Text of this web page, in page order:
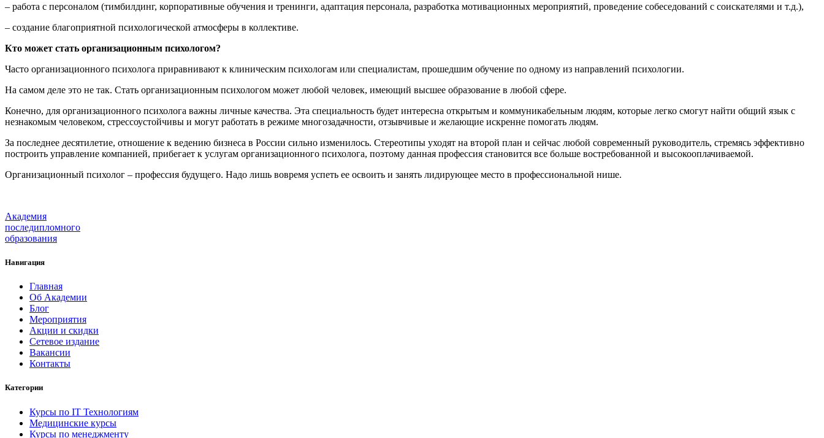
– работа с персоналом (тимбилдинг, корпоративные обучения и тренинги, адаптация персонала, разработка мотивационных мероприятий, проведение собеседований с соискателями и т.д.),
– создание благоприятной психологической атмосферы в коллективе.
Кто может стать организационным психологом?
Часто организационного психолога приравнивают к клиническим психологам или специалистам, прошедшим обучение по одному из направлений психологии.
На самом деле это не так. Стать организационным психологом может любой человек, имеющий высшее образование в любой сфере.
Конечно, для организационного психолога важны личные качества. Эта специальность будет интересна открытым и коммуникабельным людям, которые легко смогут найти общий язык с
незнакомым человеком, стрессоустойчивы и могут работать в режиме многозадачности, отзывчивые и желающие искренне помогать людям.
За последнее десятилетие, отношение к ведению бизнеса в России сильно изменилось. Стереотипы уходят на второй план и сейчас любой современный руководитель, стремясь эффективно
построить управление компанией, прибегает к услугам организационного психолога, поэтому данная профессия становится все больше востребованной и высокооплачиваемой.
Организационный психолог – профессия будущего. Надо лишь вовремя успеть ее освоить и занять лидирующее место в профессиональной нише.
Академия
последипломного
образования
Навигация
Главная
Об Академии
Блог
Мероприятия
Акции и скидки
Сетевое издание
Вакансии
Контакты
Категории
Курсы по IT Технологиям
Медицинские курсы
Курсы по менеджменту